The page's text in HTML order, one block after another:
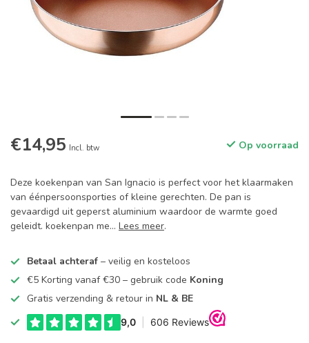
€14,95 Incl. btw Op voorraad
Deze koekenpan van San Ignacio is perfect voor het klaarmaken
van éénpersoonsporties of kleine gerechten. De pan is
gevaardigd uit geperst aluminium waardoor de warmte goed
geleidt. koekenpan me... Lees meer.
Betaal achteraf – veilig en kosteloos
€5 Korting vanaf €30 – gebruik code Koning
Gratis verzending & retour in NL & BE